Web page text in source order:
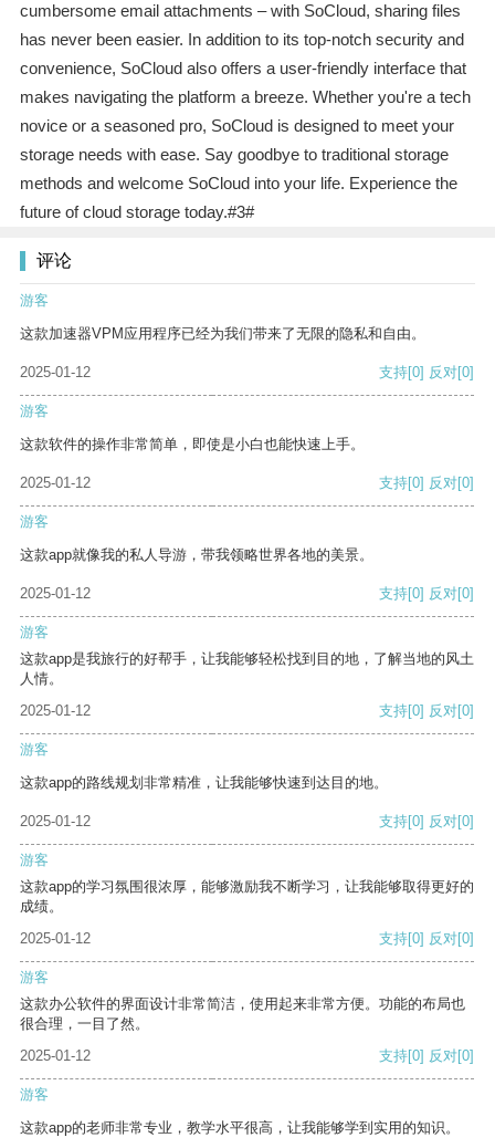
cumbersome email attachments – with SoCloud, sharing files
has never been easier. In addition to its top-notch security and
convenience, SoCloud also offers a user-friendly interface that
makes navigating the platform a breeze. Whether you're a tech
novice or a seasoned pro, SoCloud is designed to meet your
storage needs with ease. Say goodbye to traditional storage
methods and welcome SoCloud into your life. Experience the
future of cloud storage today.#3#
评论
游客
这款加速器VPM应用程序已经为我们带来了无限的隐私和自由。
2025-01-12 支持[0] 反对[0]
游客
这款软件的操作非常简单，即使是小白也能快速上手。
2025-01-12 支持[0] 反对[0]
游客
这款app就像我的私人导游，带我领略世界各地的美景。
2025-01-12 支持[0] 反对[0]
游客
这款app是我旅行的好帮手，让我能够轻松找到目的地，了解当地的风土
人情。
2025-01-12
支持[0] 反对[0]
游客
这款app的路线规划非常精准，让我能够快速到达目的地。
2025-01-12 支持[0] 反对[0]
游客
这款app的学习氛围很浓厚，能够激励我不断学习，让我能够取得更好的
成绩。
2025-01-12
支持[0] 反对[0]
游客
这款办公软件的界面设计非常简洁，使用起来非常方便。功能的布局也
很合理，一目了然。
2025-01-12
支持[0] 反对[0]
游客
这款app的老师非常专业，教学水平很高，让我能够学到实用的知识。